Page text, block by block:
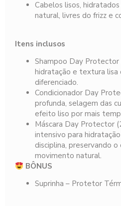
Cabelos lisos,
natural, livres do frizz e
Itens inclusos
Shampoo Day Protector
hidratação e textura lisa
diferenciado.
Condicionador Day
profunda, selagem das
efeito liso por mais
Máscara Day Protector
intensivo para
disciplina, preservando
movimento natural.
BÔNUS
Suprinha – Protetor